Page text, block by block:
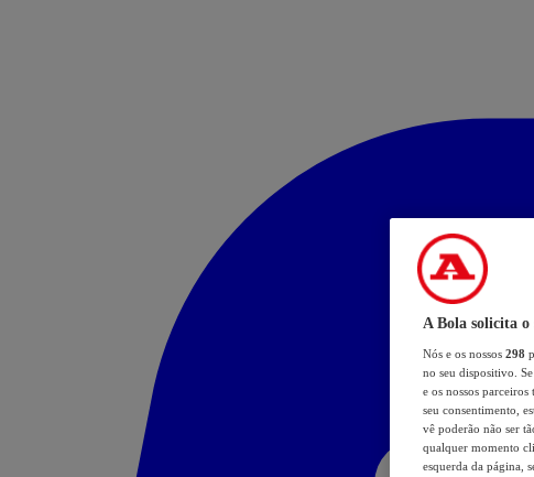
A Bola solicita o
Nós e os nossos 298
no seu dispositivo.
e os nossos
seu consentimento,
vê poderão não ser
qualquer momento
esquerda da página,